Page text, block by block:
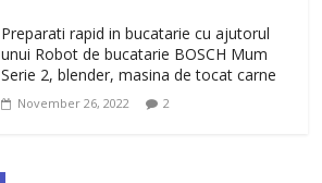
Preparati rapid in bucatarie cu ajutorul
unui Robot de bucatarie BOSCH Mum
Serie 2, blender, masina de tocat carne
November 26, 2022 2